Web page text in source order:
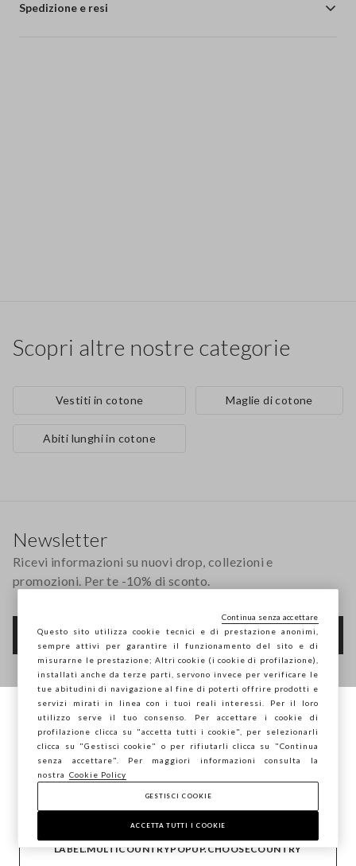
Spedizione e resi
Scopri altre nostre categorie
Vestiti in cotone Maglie di cotone
Abiti lunghi in cotone
AZIENDA
Newsletter
Ricevi informazioni su nuovi drop, collezioni e
promozioni. Per te -10% di sconto.
FOOTER.NEWSLETTER.SUBSCRIBE
Seguici su
Stai navigando su STEFANEL Italia, vuoi
salvare la tua posizione?
CONFERMA
LABEL.MULTICOUNTRYPOPUP.CHOOSECOUNTRY
Questo sito utilizza cookie tecnici e di prestazione anonimi,
sempre attivi per garantire il funzionamento del sito e di
misurarne le prestazione; Altri cookie (i cookie di profilazione),
installati anche da terze parti, servono invece per verificare le
tue abitudini di navigazione al fine di poterti offrire prodotti e
servizi mirati in linea con i tuoi reali interessi. Per il loro
utilizzo serve il tuo consenso. Per accettare i cookie di
profilazione clicca su "accetta tutti i cookie", per selezionarli
clicca su "Gestisci cookie" o per rifiutarli clicca su "Continua
senza accettare". Per maggiori informazioni consulta la
nostra
Cookie Policy
GESTISCI COOKIE
ACCETTA TUTTI I COOKIE
Continua senza accettare